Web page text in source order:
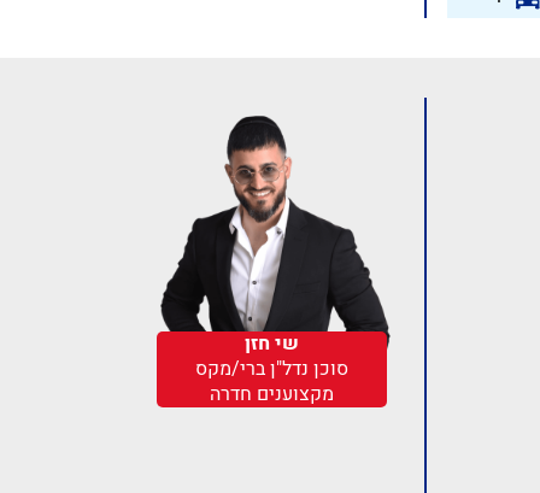
שי חזן
סוכן נדל"ן ברי/מקס
מקצוענים חדרה